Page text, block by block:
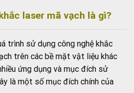
laser mã vạch là gì?
trình sử dụng công nghệ khắc
trên các bề mặt vật liệu khác
ứng dụng và mục đích sử
là một số mục đích chính của